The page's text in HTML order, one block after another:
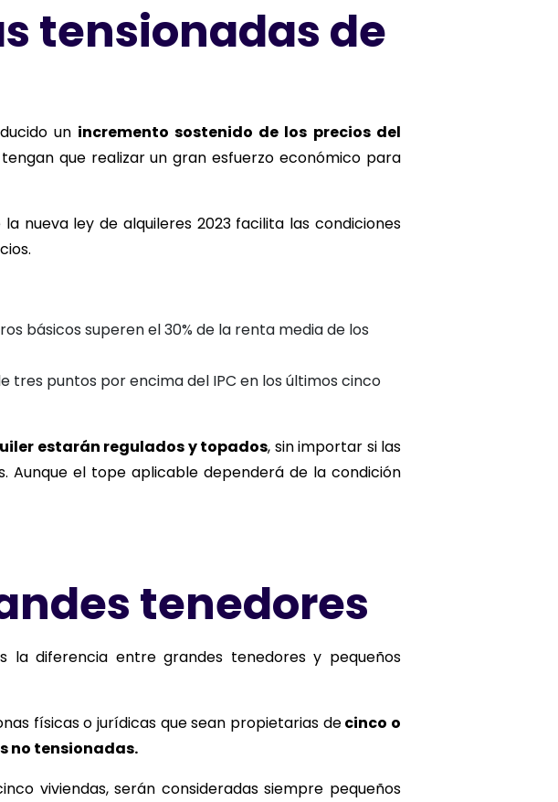
tensionadas de
un incremento sostenido de los precios del
que realizar un gran esfuerzo económico para
nueva ley de alquileres 2023 facilita las condiciones
básicos superen el 30% de la renta media de los
puntos por encima del IPC en los últimos cinco
estarán regulados y topados, sin importar si las
Aunque el tope aplicable dependerá de la condición
tenedores
diferencia entre grandes tenedores y pequeños
físicas o jurídicas que sean propietarias decinco o
no tensionadas.
viviendas, serán consideradas siempre pequeños